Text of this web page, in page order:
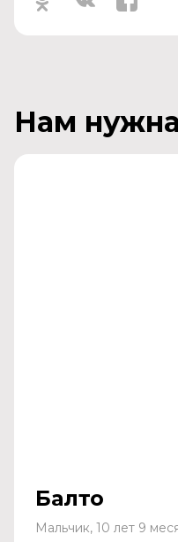
Нам
Балто
Мальчик, 10 лет 9